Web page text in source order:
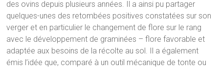
des ovins depuis plusieurs années. Il a ainsi pu partager
quelques-unes des retombées positives constatées sur son
verger et en particulier le changement de flore sur le rang
avec le développement de graminées – flore favorable et
adaptée aux besoins de la récolte au sol. Il a également
émis l’idée que, comparé à un outil mécanique de tonte ou